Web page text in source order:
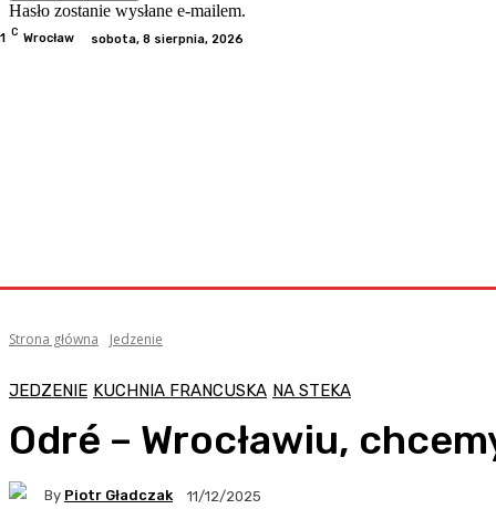
Hasło zostanie wysłane e-mailem.
C Wrocław sobota, 8 sierpnia, 2026
Strona główna Jedzenie
JEDZENIE KUCHNIA FRANCUSKA NA STEKA
Odré – Wrocławiu,
By Piotr Gładczak 11/12/2025